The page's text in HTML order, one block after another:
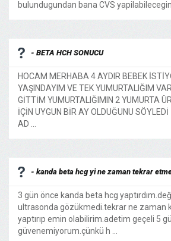
bulundugundan bana CVS yapilabilecegini
- BETA HCH SONUCU
HOCAM MERHABA 4 AYDIR BEBEK
YAŞINDAYIM VE TEK YUMURTALIĞIM
GİTTİM YUMURTALIĞIMIN 2 YUMURTA
İÇİN UYGUN BİR AY OLDUĞUNU
AD ...
- kanda beta hcg yi ne zaman tekrar
3 gün önce kanda beta hcg
ultrasonda gözükmedi.tekrar ne zaman
yaptırıp emin olabilirim.adetim geçeli 5
güvenemiyorum.çünkü h ...